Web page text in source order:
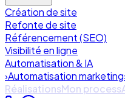
Création de site
Refonte de site
Référencement (SEO)
Visibilité en ligne
Automatisation & IA
›Automatisation marketing
RéalisationsMon process